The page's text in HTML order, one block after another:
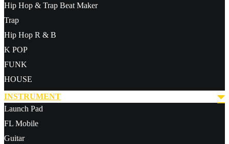
Hip Hop & Trap Beat Maker
Trap
Hip Hop R & B
K POP
FUNK
HOUSE
INSTRUMENT
Launch Pad
FL Mobile
Guitar